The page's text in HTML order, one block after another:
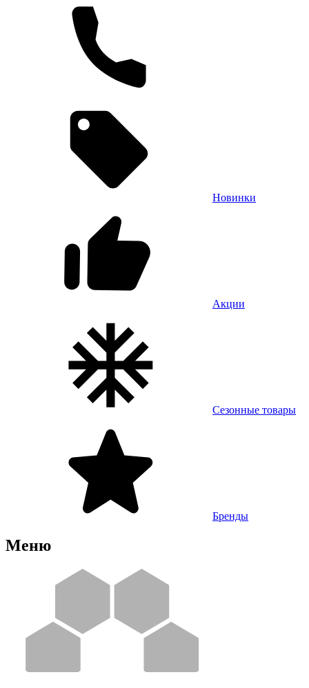
Новинки
Акции
Сезонные товары
Бренды
Меню